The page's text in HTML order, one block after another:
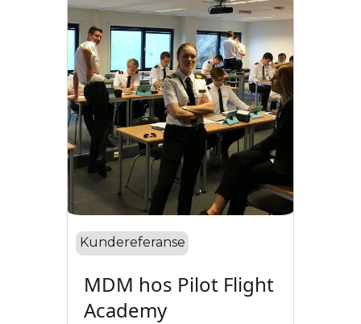
Kundereferanse
MDM hos Pilot Flight
Academy